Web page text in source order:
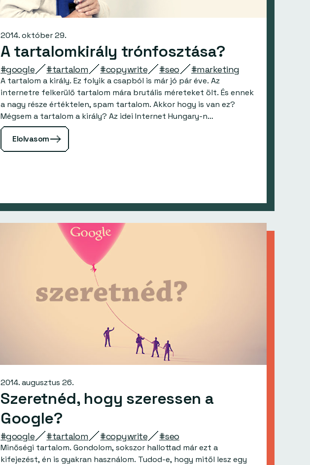
2014. október 29.
A tartalomkirály trónfosztása?
#google #tartalom #copywrite #seo #marketing
A tartalom a király. Ez folyik a csapból is már jó pár éve. Az
internetre felkerülő tartalom mára brutális méreteket ölt. És ennek
a nagy része értéktelen, spam tartalom. Akkor hogy is van ez?
Mégsem a tartalom a király? Az idei Internet Hungary-n…
Elolvasom
2014. augusztus 26.
Szeretnéd, hogy szeressen a
Google?
#google #tartalom #copywrite #seo
Minőségi tartalom. Gondolom, sokszor hallottad már ezt a
kifejezést, én is gyakran használom. Tudod-e, hogy mitől lesz egy